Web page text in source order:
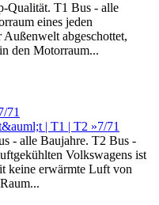
Qualität. T1 Bus - alle
eines jeden
abgeschottet,
den Motorraum...
71
- alle Baujahre. T2 Bus -
Volkswagens ist
keine erwärmte Luft von